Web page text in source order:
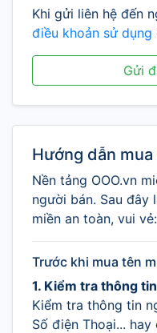
Khi gửi liên hệ đến
điều khoản sử dụng
Gửi
Hướng dẫn
Nền tảng OOO.vn
người bán. Sau đây
miền an toàn, vui vẻ:
Trước khi mua tên
1. Kiểm tra thông
Kiểm tra thông tin
Số điện Thoại...